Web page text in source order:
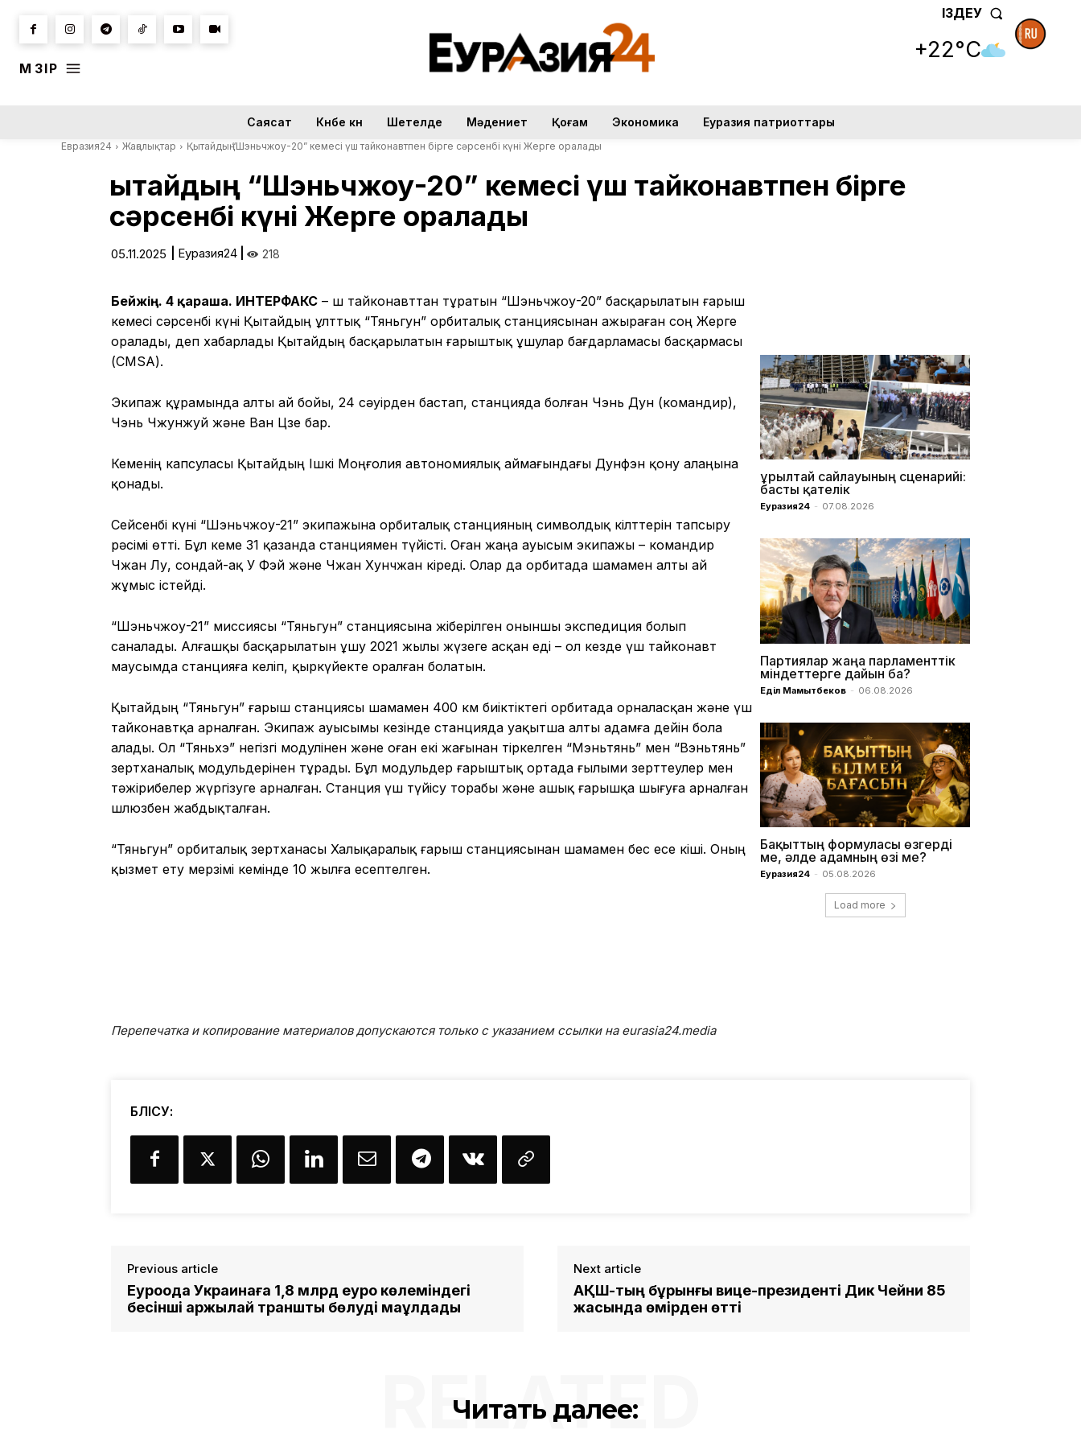
МӘЗІР
ІЗДЕУ
+22°C
Саясат Күнбе күн Шетелде Мәдениет Қоғам Экономика Еуразия патриоттары
Евразия24 Жаңалықтар Қытайдың “Шэньчжоу-20” кемесі үш тайконавтпен бірге сәрсенбі күні Жерге оралады
Қытайдың “Шэньчжоу-20” кемесі үш тайконавтпен бірге
сәрсенбі күні Жерге оралады
05.11.2025 Еуразия24 218
Бейжің. 4 қараша. ИНТЕРФАКС – Үш тайконавттан тұратын “Шэньчжоу-20” басқарылатын ғарыш
кемесі сәрсенбі күні Қытайдың ұлттық “Тяньгун” орбиталық станциясынан ажыраған соң Жерге
оралады, деп хабарлады Қытайдың басқарылатын ғарыштық ұшулар бағдарламасы басқармасы
(CMSA).
Экипаж құрамында алты ай бойы, 24 сәуірден бастап, станцияда болған Чэнь Дун (командир),
Чэнь Чжунжуй және Ван Цзе бар.
Кеменің капсуласы Қытайдың Ішкі Моңғолия автономиялық аймағындағы Дунфэн қону алаңына
қонады.
Сейсенбі күні “Шэньчжоу-21” экипажына орбиталық станцияның символдық кілттерін тапсыру
рәсімі өтті. Бұл кеме 31 қазанда станциямен түйісті. Оған жаңа ауысым экипажы – командир
Чжан Лу, сондай-ақ У Фэй және Чжан Хунчжан кіреді. Олар да орбитада шамамен алты ай
жұмыс істейді.
“Шэньчжоу-21” миссиясы “Тяньгун” станциясына жіберілген оныншы экспедиция болып
саналады. Алғашқы басқарылатын ұшу 2021 жылы жүзеге асқан еді – ол кезде үш тайконавт
маусымда станцияға келіп, қыркүйекте оралған болатын.
Қытайдың “Тяньгун” ғарыш станциясы шамамен 400 км биіктіктегі орбитада орналасқан және үш
тайконавтқа арналған. Экипаж ауысымы кезінде станцияда уақытша алты адамға дейін бола
алады. Ол “Тяньхэ” негізгі модулінен және оған екі жағынан тіркелген “Мэньтянь” мен “Вэньтянь”
зертханалық модульдерінен тұрады. Бұл модульдер ғарыштық ортада ғылыми зерттеулер мен
тәжірибелер жүргізуге арналған. Станция үш түйісу торабы және ашық ғарышқа шығуға арналған
шлюзбен жабдықталған.
“Тяньгун” орбиталық зертханасы Халықаралық ғарыш станциясынан шамамен бес есе кіші. Оның
қызмет ету мерзімі кемінде 10 жылға есептелген.
Құрылтай сайлауының сценарийі:
басты қателік
Еуразия24 - 07.08.2026
Партиялар жаңа парламенттік
міндеттерге дайын ба?
Еділ Мамытбеков - 06.08.2026
Бақыттың формуласы өзгерді
ме, әлде адамның өзі ме?
Еуразия24 - 05.08.2026
Load more
Перепечатка и копирование материалов допускаются только с указанием ссылки на eurasia24.media
БӨЛІСУ:
Previous article
Еуроодақ Украинаға 1,8 млрд еуро көлеміндегі
бесінші қаржылай траншты бөлуді мақұлдады
Next article
АҚШ-тың бұрынғы вице-президенті Дик Чейни 85
жасында өмірден өтті
Читать далее:
RELATED